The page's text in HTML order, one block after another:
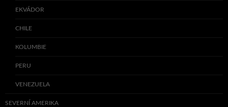
EKVÁDOR
CHILE
KOLUMBIE
PERU
VENEZUELA
SEVERNÍ AMERIKA